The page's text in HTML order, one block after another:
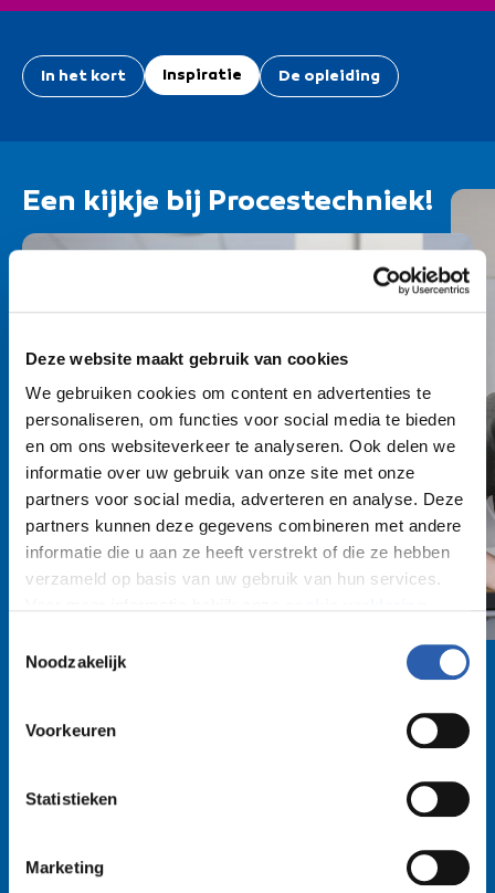
Deze website maakt gebruik van cookies
We gebruiken cookies om content en advertenties te
personaliseren, om functies voor social media te bieden
en om ons websiteverkeer te analyseren. Ook delen we
informatie over uw gebruik van onze site met onze
partners voor social media, adverteren en analyse. Deze
partners kunnen deze gegevens combineren met andere
informatie die u aan ze heeft verstrekt of die ze hebben
verzameld op basis van uw gebruik van hun services.
We werken samen met
die uw gegevens
Noodzakelijk
Voorkeuren
Statistieken
Marketing
Inspiratie
In het kort De opleiding
Een kijkje bij Procestechniek!
De ene keer ben ik aan de slag
in de centrale controlekamer,